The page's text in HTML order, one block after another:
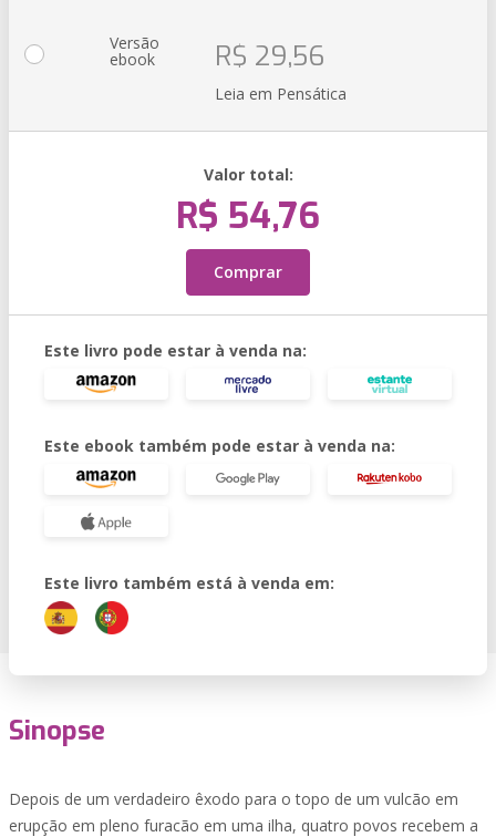
Versão
ebook R$ 29,56
Leia em Pensática
Valor total:
R$ 54,76
Comprar
Este livro pode estar à venda na:
Este ebook também pode estar à venda na:
Este livro também está à venda em:
Sinopse
Depois de um verdadeiro êxodo para o topo de um vulcão em
erupção em pleno furacão em uma ilha, quatro povos recebem a